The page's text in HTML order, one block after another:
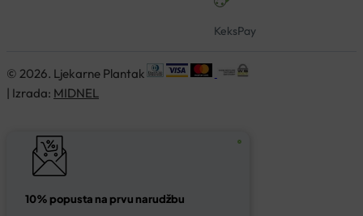
KeksPay
© 2026. Ljekarne Plantak
| Izrada: MIDNEL
10% popusta na prvu narudžbu